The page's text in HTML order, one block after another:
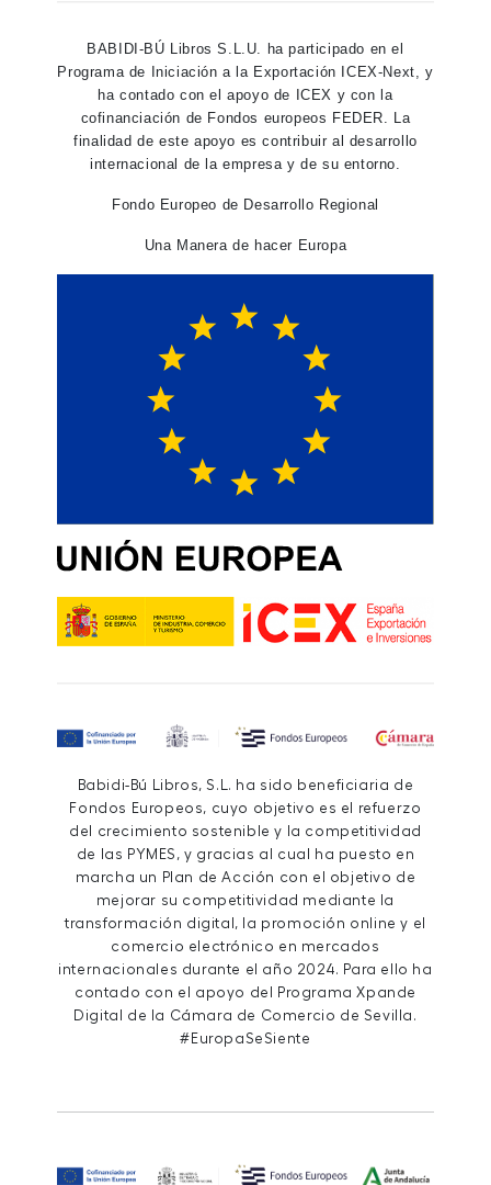
BABIDI-BÚ Libros S.L.U. ha participado en el
Programa de Iniciación a la Exportación ICEX-Next, y
ha contado con el apoyo de ICEX y con la
cofinanciación de Fondos europeos FEDER. La
finalidad de este apoyo es contribuir al desarrollo
internacional de la empresa y de su entorno.
Fondo Europeo de Desarrollo Regional
Una Manera de hacer Europa
Babidi-Bú Libros, S.L. ha sido beneficiaria de
Fondos Europeos, cuyo objetivo es el refuerzo
del crecimiento sostenible y la competitividad
de las PYMES, y gracias al cual ha puesto en
marcha un Plan de Acción con el objetivo de
mejorar su competitividad mediante la
transformación digital, la promoción online y el
comercio electrónico en mercados
internacionales durante el año 2024. Para ello ha
contado con el apoyo del Programa Xpande
Digital de la Cámara de Comercio de Sevilla.
#EuropaSeSiente